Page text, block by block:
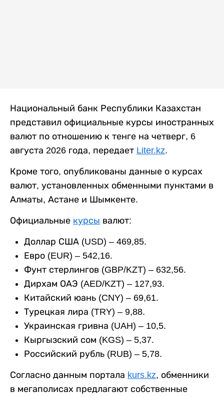
Национальный банк Республики Казахстан
представил официальные курсы иностранных
валют по отношению к тенге на четверг, 6
августа 2026 года, передает Liter.kz.
Кроме того, опубликованы данные о курсах
валют, установленных обменными пунктами в
Алматы, Астане и Шымкенте.
Официальные курсы валют:
Доллар США (USD) – 469,85.
Евро (EUR) – 542,16.
Фунт стерлингов (GBP/KZT) – 632,56.
Дирхам ОАЭ (AED/KZT) – 127,93.
Китайский юань (CNY) – 69,61.
Турецкая лира (TRY) – 9,88.
Украинская гривна (UAH) – 10,5.
Кыргызский сом (KGS) – 5,37.
Российский рубль (RUB) – 5,78.
Согласно данным портала kurs.kz, обменники
в мегаполисах предлагают собственные